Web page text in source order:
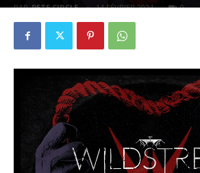
PAR PETE CIRCLE 14 FÉVRIER 2024 0